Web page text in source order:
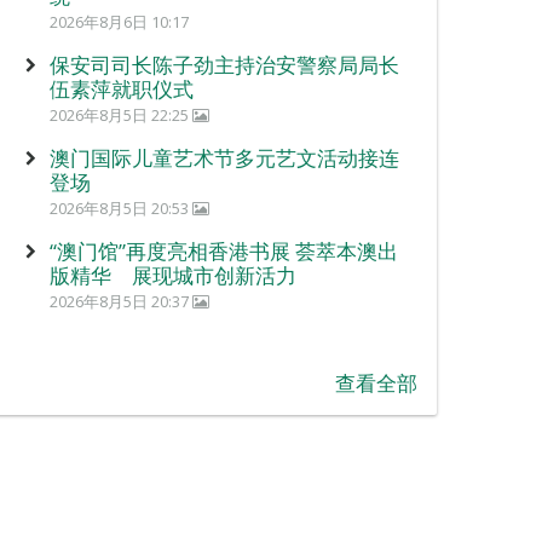
2026年8月6日 10:17
保安司司长陈子劲主持治安警察局局长
伍素萍就职仪式
2026年8月5日 22:25
澳门国际儿童艺术节多元艺文活动接连
登场
2026年8月5日 20:53
“澳门馆”再度亮相香港书展 荟萃本澳出
版精华 展现城市创新活力
2026年8月5日 20:37
查看全部